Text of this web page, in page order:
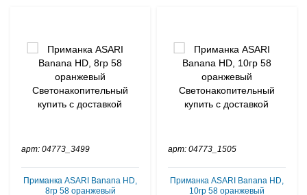
арт: 04773_3499
Приманка ASARI Banana HD,
8гр 58 оранжевый
арт: 04773_1505
Приманка ASARI Banana HD,
10гр 58 оранжевый